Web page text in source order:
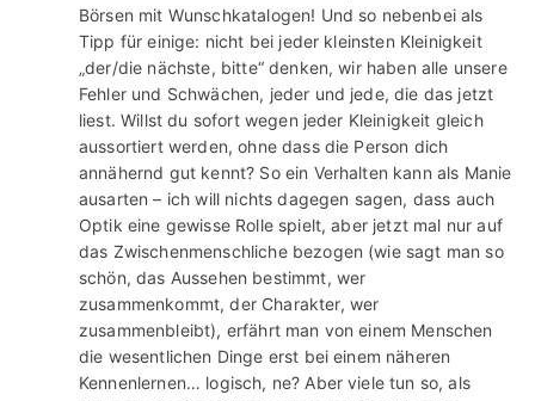
Börsen mit Wunschkatalogen! Und so nebenbei als
Tipp für einige: nicht bei jeder kleinsten Kleinigkeit
„der/die nächste, bitte“ denken, wir haben alle unsere
Fehler und Schwächen, jeder und jede, die das jetzt
liest. Willst du sofort wegen jeder Kleinigkeit gleich
aussortiert werden, ohne dass die Person dich
annähernd gut kennt? So ein Verhalten kann als Manie
ausarten – ich will nichts dagegen sagen, dass auch
Optik eine gewisse Rolle spielt, aber jetzt mal nur auf
das Zwischenmenschliche bezogen (wie sagt man so
schön, das Aussehen bestimmt, wer
zusammenkommt, der Charakter, wer
zusammenbleibt), erfährt man von einem Menschen
die wesentlichen Dinge erst bei einem näheren
Kennenlernen… logisch, ne? Aber viele tun so, als